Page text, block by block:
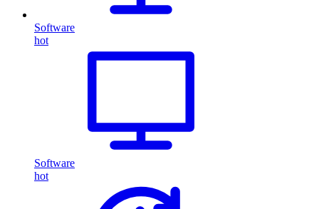
Software
hot
Software
hot